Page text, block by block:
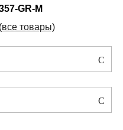
GR-M
(все товары)